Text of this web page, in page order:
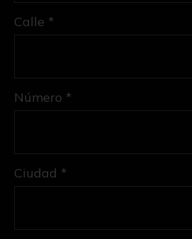
Calle *
Número *
Ciudad *